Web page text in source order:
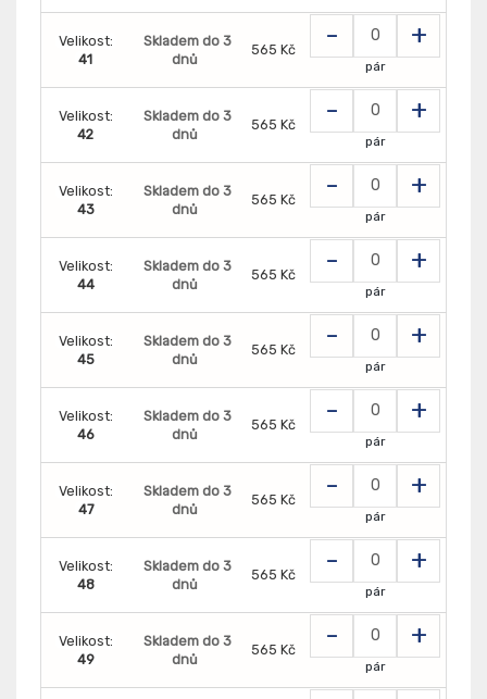
Velikost:
41
Skladem do 3
dnů
565 Kč - +
pár
Velikost:
42
Skladem do 3
dnů
565 Kč - +
pár
Velikost:
43
Skladem do 3
dnů
565 Kč - +
pár
Velikost:
44
Skladem do 3
dnů
565 Kč - +
pár
Velikost:
45
Skladem do 3
dnů
565 Kč - +
pár
Velikost:
46
Skladem do 3
dnů
565 Kč - +
pár
Velikost:
47
Skladem do 3
dnů
565 Kč - +
pár
Velikost:
48
Skladem do 3
dnů
565 Kč - +
pár
Velikost:
49
Skladem do 3
dnů
565 Kč - +
pár